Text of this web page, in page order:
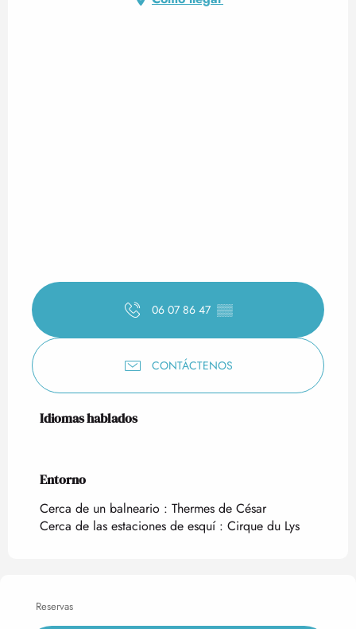
06 07 86 47 ▒▒
CONTÁCTENOS
Idiomas hablados
Idiomas hablados
Entorno
Entorno
Cerca de un balneario : Thermes de César
Cerca de las estaciones de esquí : Cirque du Lys
Reservas